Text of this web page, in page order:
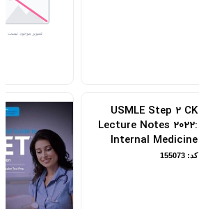
USMLE Step 2 CK
Lecture Notes 2022:
Internal Medicine
کد: 155073